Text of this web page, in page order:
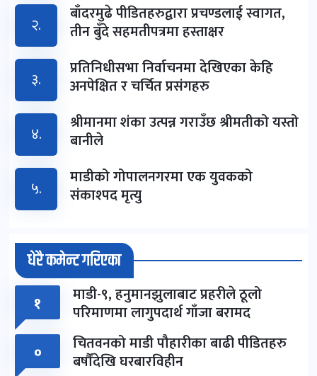
२.
बाँदरमुढे पीडितहरुद्वारा प्रचण्डलाई स्वागत,
तीन बुँदे सहमतीपत्रमा हस्ताक्षर
३.
प्रतिनिधीसभा निर्वाचनमा देखिएका केहि
अनपेक्षित र चर्चित प्रसंगहरु
४.
श्रीमानमा शंका उत्पन्न गराउँछ श्रीमतीको यस्तो
बानीले
५.
माडीको गोपालनगरमा एक युवकको
संकाश्पद मृत्यु
धेरै कमेन्ट गरिएका
१ माडी-९, हनुमानझुलाबाट प्रहरीले ठूलो
परिमाणमा लागुपदार्थ गाँजा बरामद
०
चितवनको माडी पौहारीका बाढी पीडितहरु
बर्षौंदेखि घरबारविहीन